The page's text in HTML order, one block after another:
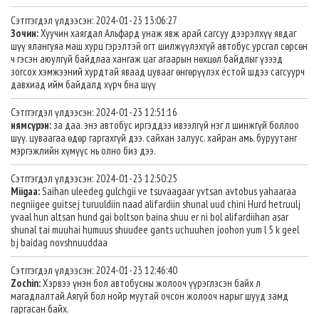
Сэтггэгдэл үлдээсэн: 2024-01-23 13:06:27
Зочин:Хуучин хаягдал Альфард унаж явж арай сагсуу дээрэлхүү явдаг
шүү ялангуяа маш хурц гэрэлтэй огт шилжүүлэхгүй автобус урсгал сөрсөн
ч гэсэн аюулгүй байдлаа хангаж цаг агаарын нөхцөл байдлыг үзээд
зогсох хэмжээний хурдтай яваад цувааг өнгөрүүлэх ёстой шдээ сагсуурч
давхиад ийм байдалд хүрч бна шүү
Сэтггэгдэл үлдээсэн: 2024-01-23 12:51:16
нямсүрэн: за даа. энэ автобус иргэддээ ивээлгүй нэг л шинжгүй боллоо
шүү. цуваагаа өдөр гаргахгүй дээ. сайхан залуус. хайран амь. буруутанг
мэргэжлийн хүмүүс нь олно биз дээ.
Сэтггэгдэл үлдээсэн: 2024-01-23 12:50:25
Miigaa:Saihan uleedeg gulchgii ve tsuvaagaar yvtsan avtobus yahaaraa
negniigee guitsej turuuldiin naad alifardiin shunal uud chini Hurd hetruulj
yvaal hun altsan hund gai boltson baina shuu er ni bol alifardiihan asar
shunal tai muuhai humuus shuudee gants uchuuhen joohon yum l 5 k geel
bj baidag novshnuuddaa
Сэтггэгдэл үлдээсэн: 2024-01-23 12:46:40
Zochin:Хэрвээ үнэн бол автобусны жолооч үүрэглэсэн байх л
магадлалтай.Аягүй бол нойр муутай очсон жолооч нарыг шууд замд
гаргасан байх.